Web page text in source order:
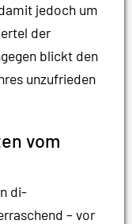
jedoch um
der
blickt den
unzufrieden
vom
di-
– vor